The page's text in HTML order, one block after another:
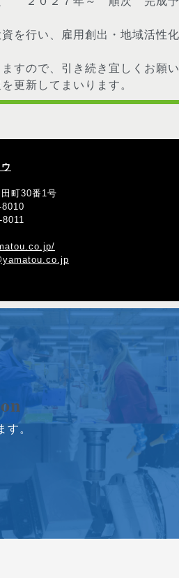
を行い、雇用創出・地域活性
すので、引き続き宜しくお願い
更新してまいります。
町30番1号
す。